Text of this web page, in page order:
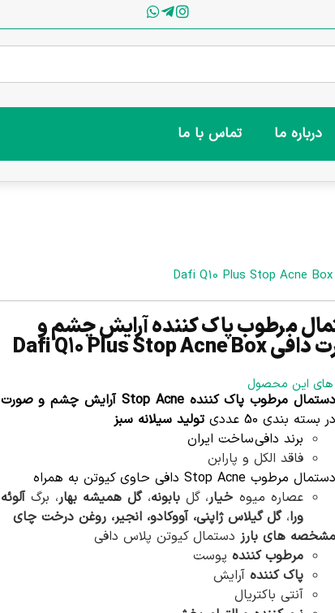
درباره ما تماس با ما
مرطوب پاک کننده آرایش چشم و
صورت دافی Dafi Q10 Plus Stop Acne Box
های این محصول
دستمال مرطوب پاک کننده Stop Acne آرایش چشم و صورت
در بسته بندی 50 عددی
تولید سیلانه سبز
برند دافی ساخت ایران
فاقد الکل و پارابن
دستمال مرطوب Stop Acne دافی حاوی کیوتن به همراه
عصاره میوه خیار، گل بابونه،گل همیشه بهار،‌ برگآلوئه
ورا،‌گل گیلاس ژاپنی،‌ آووکادو، انجیر،‌ روغن درخت چای
مشخصه های بارز دستمال کیوتن پلاس دافی
مرطوب کننده پوست
پاک کننده آرایش
آنتی باکتریال